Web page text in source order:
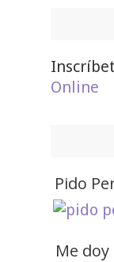
Online
Pido
Me